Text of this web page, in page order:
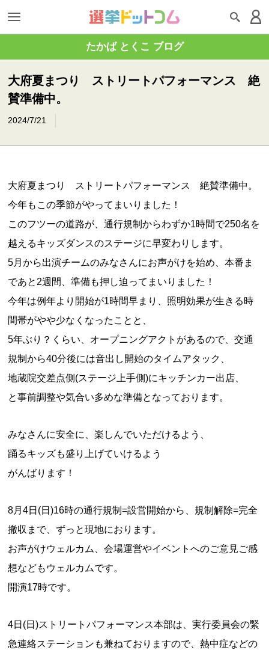
たかば とくこ ブログ
大府夏まつり ストリートパフォーマンス 絶
賛準備中。
2024/7/21
大府夏まつり ストリートパフォーマンス 絶賛準備中。
今年もこの季節がやってまいりました！
このフツーの道路が、通行規制からわずか1時間で250名を
越えるキッズダンスのステージに早変わりします。
5月から出演チームのみなさんにお声がけを始め、本番ま
であと2週間、準備も押し迫ってまいりました！
今年は例年より開始が1時間早まり、照明効果が生きる時
間帯がやや少なくなったことと、
5年ぶり？くらい、オープニングアクトがあるので、交通
規制から40分後には音出し開始のタイムアタック、
地蔵院交差点側(ステージ上手側)にキッチンカー出店、
と事前調整や気合い多めな準備となっております。
みなさんに安全に、楽しんでいただけるよう、
踊るキッズも盛り上げていけるよう
がんばります！
8月4日(日)16時の通行規制=設営開始から、規制解除=完全
撤収まで、ずっと現地におります。
お声がけウェルカム、会場運営やイベントへのご意見ご感
想などもウェルカムです。
開演17時です。
4日(日)ストリートパフォーマンス本部は、実行委員会の緊
急連絡ステーションも兼ねておりますので、熱中症などの